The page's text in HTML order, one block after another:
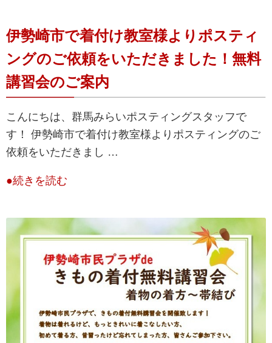
伊勢崎市で着付け教室様よりポスティ
ングのご依頼をいただきました！無料
講習会のご案内
こんにちは、群馬みらいポスティングスタッフで
す！ 伊勢崎市で着付け教室様よりポスティングのご
依頼をいただきまし …
●続きを読む